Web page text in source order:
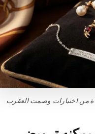
من اختبارات وصمت العقرب